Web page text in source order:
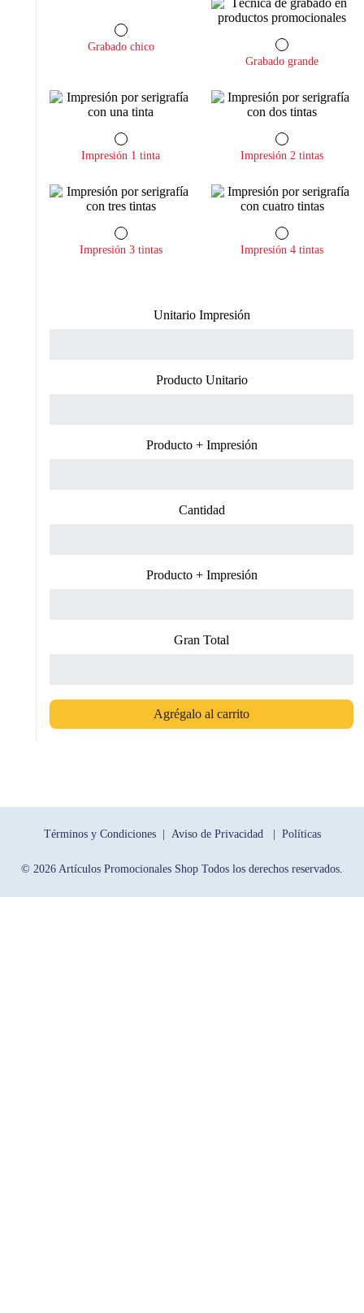
Grabado chico
Grabado grande
Impresión 1 tinta Impresión 2 tintas
Impresión 3 tintas Impresión 4 tintas
Unitario Impresión
Producto Unitario
Producto + Impresión
Cantidad
Producto + Impresión
Gran Total
Agrégalo al carrito
Términos y Condiciones | Aviso de Privacidad | Políticas
© 2026 Artículos Promocionales Shop Todos los derechos reservados.